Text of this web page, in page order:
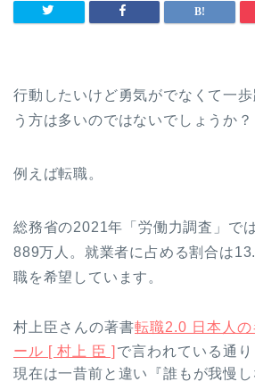
行動したいけど勇気がでなくて一
う方は多いのではないでしょうか？
例えば転職。
総務省の2021年「労働力調査」で
889万人。就業者に占める割合は
職を希望しています。
村上臣さんの著書転職2.0 日本人
ール [ 村上 臣 ] で言われている通り
現在は一昔前と違い『誰もが我慢